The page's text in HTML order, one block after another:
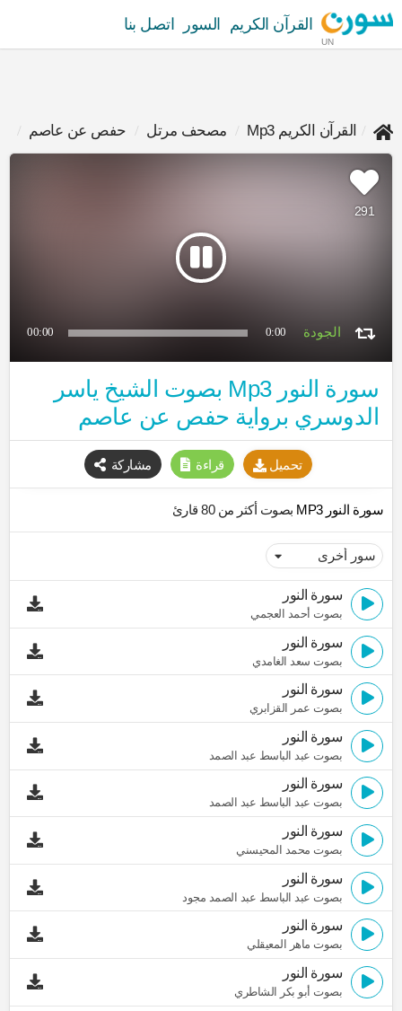
UN
القرآن الكريم السور اتصل بنا
القرآن الكريم Mp3 مصحف مرتل حفص عن عاصم
291
00:00 0:00
سورة النور Mp3 بصوت الشيخ ياسر
الدوسري برواية حفص عن عاصم
تحميل قراءة مشاركة
سورة النور MP3 بصوت أكثر من 80 قارئ
سورة النور
بصوت أحمد العجمي
سورة النور
بصوت سعد الغامدي
سورة النور
بصوت عمر القزابري
سورة النور
بصوت عبد الباسط عبد الصمد
سورة النور
بصوت عبد الباسط عبد الصمد
سورة النور
بصوت محمد المحيسني
سورة النور
بصوت عبد الباسط عبد الصمد مجود
سورة النور
بصوت ماهر المعيقلي
سورة النور
بصوت أبو بكر الشاطري